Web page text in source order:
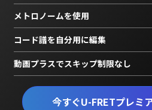
今すぐU-FRETプレミ
メトロノームを使用
コード譜を自分用に編集
動画プラスでスキップ制限なし